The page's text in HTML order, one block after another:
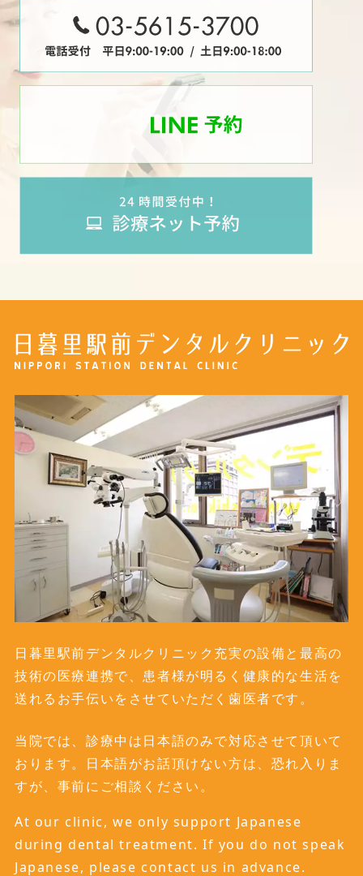
日暮里駅前デンタルクリニック充実の設備と最高の
技術の医療連携で、患者様が明るく健康的な生活を
送れるお手伝いをさせていただく歯医者です。
当院では、診療中は日本語のみで対応させて頂いて
おります。日本語がお話頂けない方は、恐れ入りま
すが、事前にご相談ください。
At our clinic, we only support Japanese
during dental treatment. If you do not speak
Japanese, please contact us in advance.